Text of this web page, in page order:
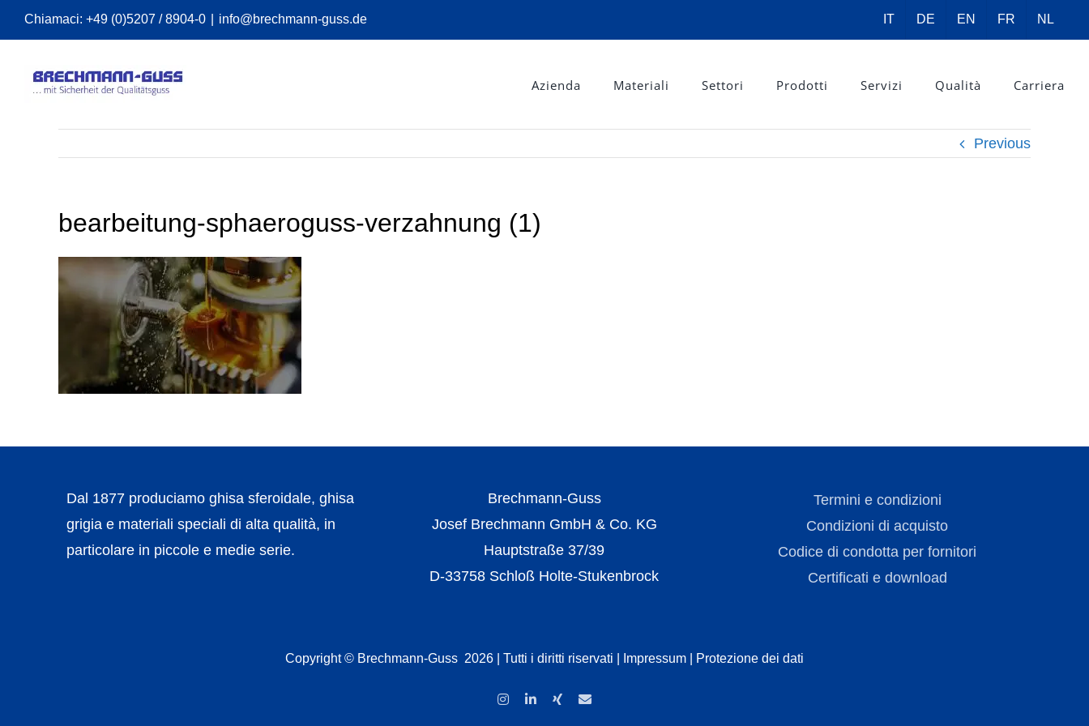
Skip
to
Chiamaci: +49 (0)5207 / 8904-0 info@brechmann-guss.de IT DE EN FR NL
Azienda Materiali Settori Prodotti Servizi Qualità Carriera
Previous
bearbeitung-sphaeroguss-verzahnung (1)
Dal 1877 produciamo ghisa sferoidale, ghisa
grigia e materiali speciali di alta qualità, in
particolare in piccole e medie serie.
Brechmann-Guss
Josef Brechmann GmbH & Co. KG
Hauptstraße 37/39
D-33758 Schloß Holte-Stukenbrock
Termini e condizioni
Condizioni di acquisto
Codice di condotta per fornitori
Certificati e download
Copyright © Brechmann-Guss 2026 | Tutti i diritti riservati | Impressum Protezione dei dati
InstagramLinkedIn
Xing Email